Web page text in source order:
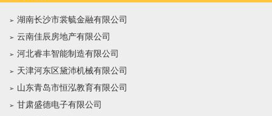
湖南长沙市裳毓金融有限公司
云南佳辰房地产有限公司
河北睿丰智能制造有限公司
天津河东区黛沛机械有限公司
山东青岛市恒泓教育有限公司
甘肃盛德电子有限公司